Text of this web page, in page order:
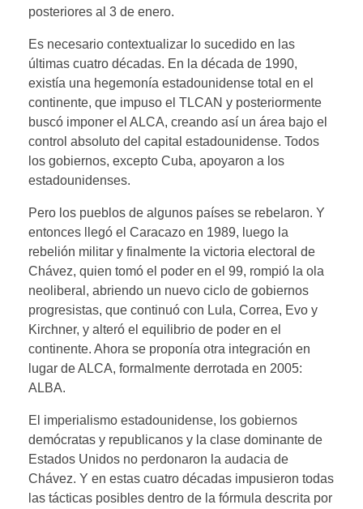
posteriores al 3 de enero.
Es necesario contextualizar lo sucedido en las
últimas cuatro décadas. En la década de 1990,
existía una hegemonía estadounidense total en el
continente, que impuso el TLCAN y posteriormente
buscó imponer el ALCA, creando así un área bajo el
control absoluto del capital estadounidense. Todos
los gobiernos, excepto Cuba, apoyaron a los
estadounidenses.
Pero los pueblos de algunos países se rebelaron. Y
entonces llegó el Caracazo en 1989, luego la
rebelión militar y finalmente la victoria electoral de
Chávez, quien tomó el poder en el 99, rompió la ola
neoliberal, abriendo un nuevo ciclo de gobiernos
progresistas, que continuó con Lula, Correa, Evo y
Kirchner, y alteró el equilibrio de poder en el
continente. Ahora se proponía otra integración en
lugar de ALCA, formalmente derrotada en 2005:
ALBA.
El imperialismo estadounidense, los gobiernos
demócratas y republicanos y la clase dominante de
Estados Unidos no perdonaron la audacia de
Chávez. Y en estas cuatro décadas impusieron todas
las tácticas posibles dentro de la fórmula descrita por